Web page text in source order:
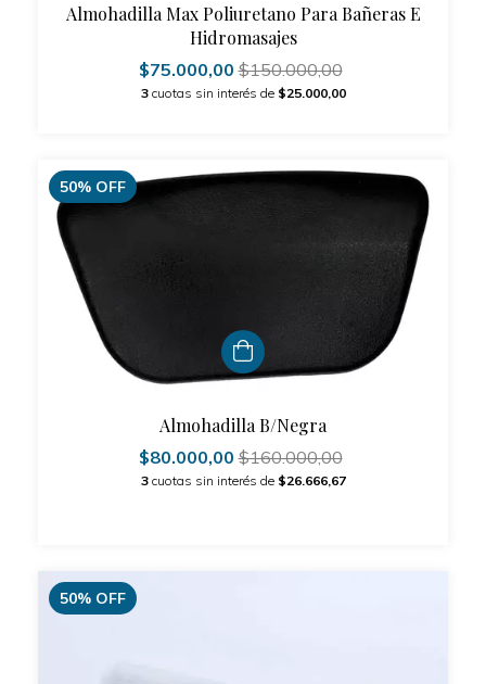
Almohadilla Max Poliuretano Para Bañeras E
Hidromasajes
$75.000,00$150.000,00
3 cuotas sin interés de $25.000,00
50% OFF
Almohadilla B/Negra
$80.000,00$160.000,00
3 cuotas sin interés de $26.666,67
50% OFF